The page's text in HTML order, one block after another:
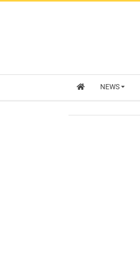
NEWS